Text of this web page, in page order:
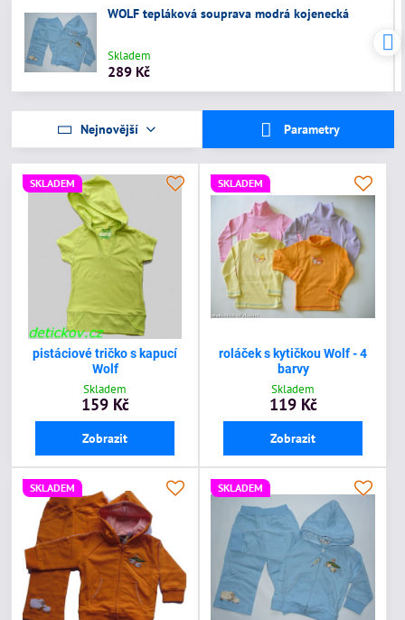
WOLF tepláková souprava modrá kojenecká
Skladem
289 Kč
Nejnovější Parametry
SKLADEM
pistáciové tričko s kapucí
Wolf
Skladem
159 Kč
Zobrazit
SKLADEM
roláček s kytičkou Wolf - 4
barvy
Skladem
119 Kč
Zobrazit
SKLADEM SKLADEM